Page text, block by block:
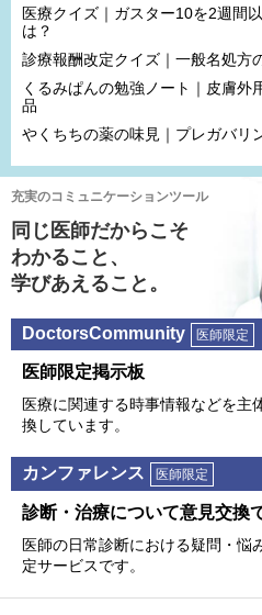
医療クイズ｜ガスター10を2週間
は？
診療報酬改定クイズ｜一般名処方
くるみぱんの勉強ノート｜皮膚
品
やくちちの薬の味見｜プレガバリ
充実のコミュニケーションツール
同じ医師だからこそ
わかること、
学びあえること。
DoctorsCommunity 医師限定
医師限定掲⽰板
医療に関連する時事情報などを主
換しています。
カンファレンス 医師限定
診断・治療について意⾒交換
医師の⽇常診断における疑問・悩
定サービスです。